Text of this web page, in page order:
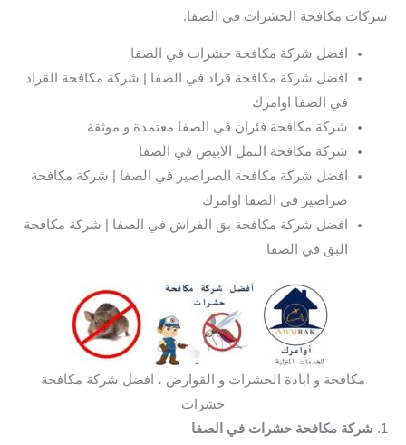
شركات مكافحة الحشرات في الصفا.
افضل شركة مكافحة حشرات في الصفا
افضل شركة مكافحة قراد في الصفا | شركة مكافحة القراد
في الصفا اوامرك
شركة مكافحة فئران في الصفا معتمدة و موثقة
شركة مكافحة النمل الابيض في الصفا
افضل شركة مكافحة الصراصير في الصفا | شركة مكافحة
صراصير في الصفا اوامرك
افضل شركة مكافحة بق الفراش في الصفا | شركة مكافحة
البق في الصفا
مكافحة و ابادة الحشرات و القوارض ، افضل شركة مكافحة
حشرات
1.
شركة مكافحة حشرات في الصفا